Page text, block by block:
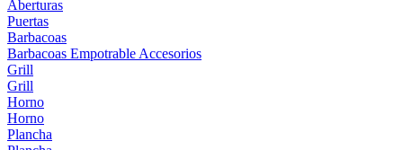
Aberturas
Puertas
Barbacoas
Barbacoas Empotrable Accesorios
Grill
Grill
Horno
Horno
Plancha